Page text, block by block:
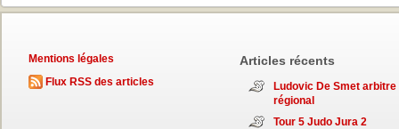
Mentions légales
Flux RSS des articles
Articles récents
Ludovic De Smet arbitre
régional
Tour 5 Judo Jura 2